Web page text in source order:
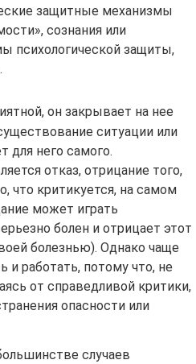
защитные механизмы
сознания или
психологической защиты,
он закрывает на нее
ситуации или
для него самого.
отказ, отрицание того,
что критикуется, на самом
может играть
болен и отрицает этот
болезнью). Однако чаще
работать, потому что, не
от справедливой критики,
опасности или
случаев